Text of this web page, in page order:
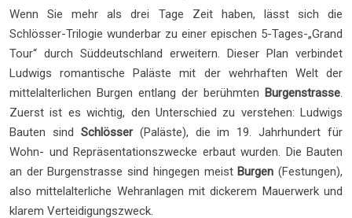
Wenn Sie mehr als drei Tage Zeit haben, lässt sich die
Schlösser-Trilogie wunderbar zu einer epischen 5-Tages-„Grand
Tour“ durch Süddeutschland erweitern. Dieser Plan verbindet
Ludwigs romantische Paläste mit der wehrhaften Welt der
mittelalterlichen Burgen entlang der berühmten Burgenstrasse.
Zuerst ist es wichtig, den Unterschied zu verstehen: Ludwigs
Bauten sind Schlösser(Paläste), die im 19. Jahrhundert für
Wohn- und Repräsentationszwecke erbaut wurden. Die Bauten
an der Burgenstrasse sind hingegen meist Burgen (Festungen),
also mittelalterliche Wehranlagen mit dickerem Mauerwerk und
klarem Verteidigungszweck.